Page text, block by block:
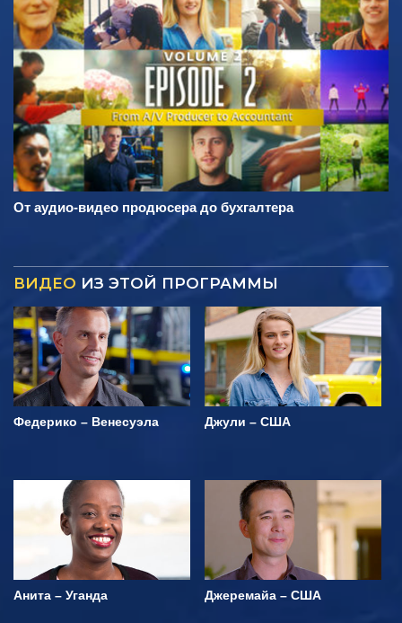
От аудио-видео продюсера до бухгалтера
ВИДЕО ИЗ ЭТОЙ ПРОГРАММЫ
Федерико – Венесуэла Джули – США
Анита – Уганда Джеремайа – США